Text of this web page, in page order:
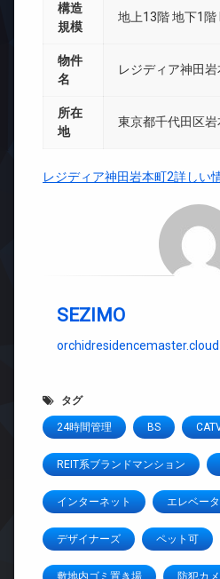
構造
規模
地上13階 地下1階
物件
名
レジディア神田岩
所在
地
東京都千代田区
レジディア神田岩本町2詳しい
SEZIMO
orchidresidencemaster.cloud
タグ
24時間管理 BS
REIT系ブランドマンション
インターネット エレベー
デザイナーズ ペット可
敷地内ゴミ置き場 防犯カ